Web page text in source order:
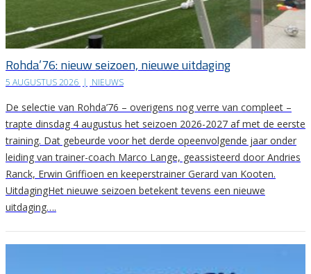
Rohda’76: nieuw seizoen, nieuwe uitdaging
5 AUGUSTUS 2026 | NIEUWS
De selectie van Rohda’76 – overigens nog verre van compleet –
trapte dinsdag 4 augustus het seizoen 2026-2027 af met de eerste
training. Dat gebeurde voor het derde opeenvolgende jaar onder
leiding van trainer-coach Marco Lange, geassisteerd door Andries
Ranck, Erwin Griffioen en keeperstrainer Gerard van Kooten.
UitdagingHet nieuwe seizoen betekent tevens een nieuwe
uitdaging….